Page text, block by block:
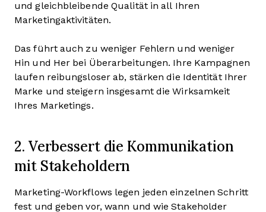
und gleichbleibende Qualität in all Ihren
Marketingaktivitäten.
Das führt auch zu weniger Fehlern und weniger
Hin und Her bei Überarbeitungen. Ihre Kampagnen
laufen reibungsloser ab, stärken die Identität Ihrer
Marke und steigern insgesamt die Wirksamkeit
Ihres Marketings.
2. Verbessert die Kommunikation
mit Stakeholdern
Marketing-Workflows legen jeden einzelnen Schritt
fest und geben vor, wann und wie Stakeholder